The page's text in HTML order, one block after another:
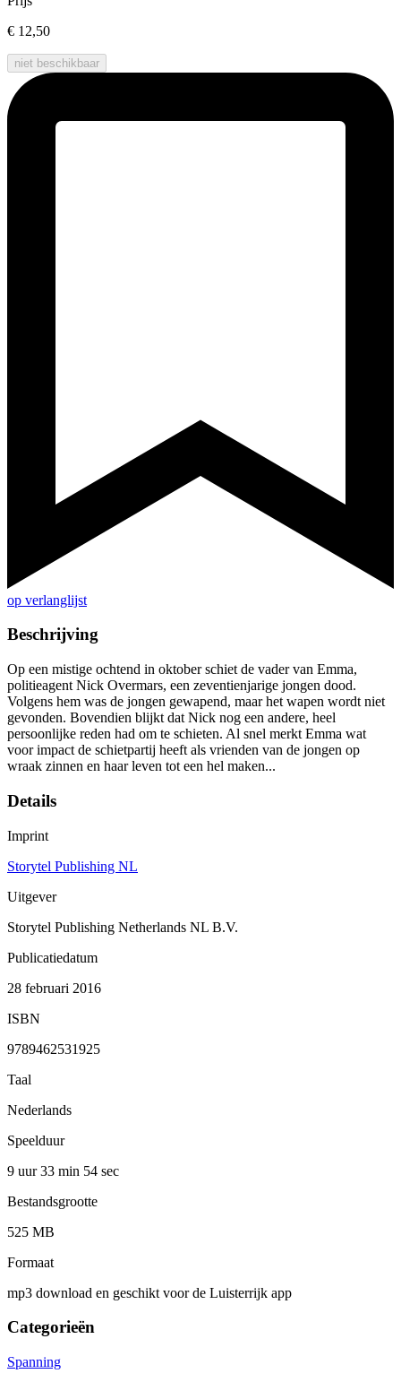
€ 12,50
niet beschikbaar
op verlanglijst
Beschrijving
Op een mistige ochtend in oktober schiet de vader van Emma,
politieagent Nick Overmars, een zeventienjarige jongen dood.
Volgens hem was de jongen gewapend, maar het wapen wordt niet
gevonden. Bovendien blijkt dat Nick nog een andere, heel
persoonlijke reden had om te schieten. Al snel merkt Emma wat
voor impact de schietpartij heeft als vrienden van de jongen op
wraak zinnen en haar leven tot een hel maken...
Details
Imprint
Storytel Publishing NL
Uitgever
Storytel Publishing Netherlands NL B.V.
Publicatiedatum
28 februari 2016
ISBN
9789462531925
Taal
Nederlands
Speelduur
9 uur 33 min 54 sec
Bestandsgrootte
525 MB
Formaat
mp3 download en geschikt voor de Luisterrijk app
Categorieën
Spanning